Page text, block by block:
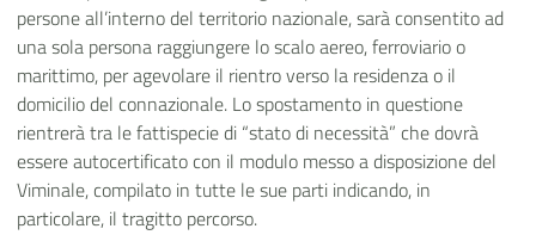
persone all’interno del territorio nazionale, sarà consentito ad
una sola persona raggiungere lo scalo aereo, ferroviario o
marittimo, per agevolare il rientro verso la residenza o il
domicilio del connazionale. Lo spostamento in questione
rientrerà tra le fattispecie di “stato di necessità” che dovrà
essere autocertificato con il modulo messo a disposizione del
Viminale, compilato in tutte le sue parti indicando, in
particolare, il tragitto percorso.